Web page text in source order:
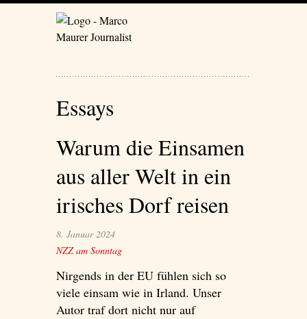
Essays
Warum die Einsamen
aus aller Welt in ein
irisches Dorf reisen
8. Januar 2024
NZZ am Sonntag
Nirgends in der EU fühlen sich so
viele einsam wie in Irland. Unser
Autor traf dort nicht nur auf